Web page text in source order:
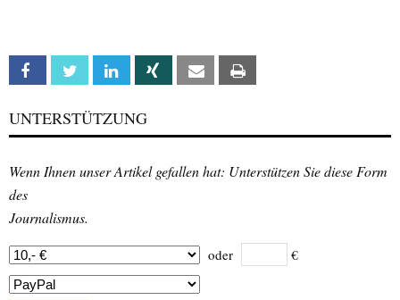
Facebook Twitter Linkedin Xing Email
UNTERSTÜTZUNG
Wenn Ihnen unser Artikel gefallen hat: Unterstützen Sie diese Form
des
Journalismus.
oder €